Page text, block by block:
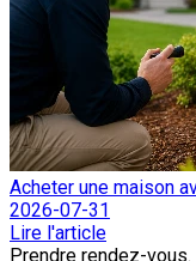
Acheter une maison
2026-07-31
Lire l'article
Prendre rendez-vous.